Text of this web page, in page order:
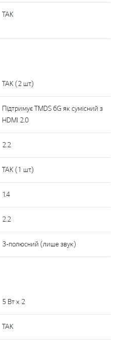
ТАК
ТАК (2 шт.)
Підтримує TMDS 6G як сумісний з
HDMI 2.0
2.2
ТАК (1 шт.)
1.4
2.2
3-полюсний (лише звук)
5 Вт x 2
ТАК